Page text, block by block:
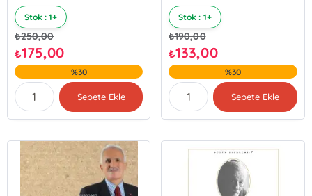
Stok : 1+
₺250,00
₺175,00
%30
Sepete Ekle
Stok : 1+
₺190,00
₺133,00
%30
Sepete Ekle